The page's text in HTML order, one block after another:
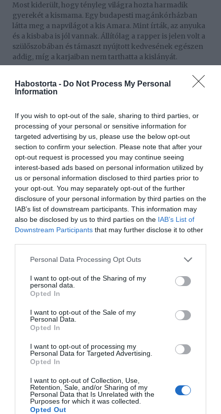
Habostorta - Do Not Process My Personal
Information
If you wish to opt-out of the sale, sharing to third parties, or
processing of your personal or sensitive information for
targeted advertising by us, please use the below opt-out
section to confirm your selection. Please note that after your
opt-out request is processed you may continue seeing
interest-based ads based on personal information utilized by
us or personal information disclosed to third parties prior to
your opt-out. You may separately opt-out of the further
disclosure of your personal information by third parties on the
IAB’s list of downstream participants. This information may
also be disclosed by us to third parties on the IAB’s List of
Downstream Participants that may further disclose it to other
Please note that this website/app uses one or more Google
not limited to your visit or usage behaviour. You may click to
grant or deny consent to Google and its third-party tags to
use your data for below specified purposes in below Google
consent section.
Personal Data Processing Opt Outs
I want to opt-out of the Sharing of my
personal data.
Opted In
I want to opt-out of the Sale of my
Personal Data.
Opted In
I want to opt-out of processing my
Personal Data for Targeted Advertising.
Opted In
I want to opt-out of Collection, Use,
Retention, Sale, and/or Sharing of my
Personal Data that Is Unrelated with the
Purposes for which it was collected.
Opted Out
Most kiderült, hogy tényleg világra hozta harmadik
gyerekét a kismama. Egy budapesti magánkórházban
látta meg a napvilágot a kis Amara. Mint írták, az anyuka
és a kisbaba is jól vannak. Állítólag a rapper is jelen volt a
szülőszobában és támaszt nyújtott kedvesének egészen
addig, míg a karjaiban nem tarthatta a kislányát.
Megosztás: Facebook Twitter Pinterest
Címkék: boldogság,baba, Kulcsár Edina, kislány
gyermekszületés,G.w.M,Amara
Korábbi bejegyzések Következő bejegyzés
HASONLÓ BEJEGYZÉSEK
2026-08-05.
Hogyan élj együtt egy érzelmileg elérhetetlen férfival? 8
szakértő tanács